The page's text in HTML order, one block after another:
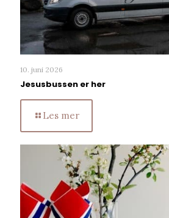
10. juni 2026
Jesusbussen er her
Les mer